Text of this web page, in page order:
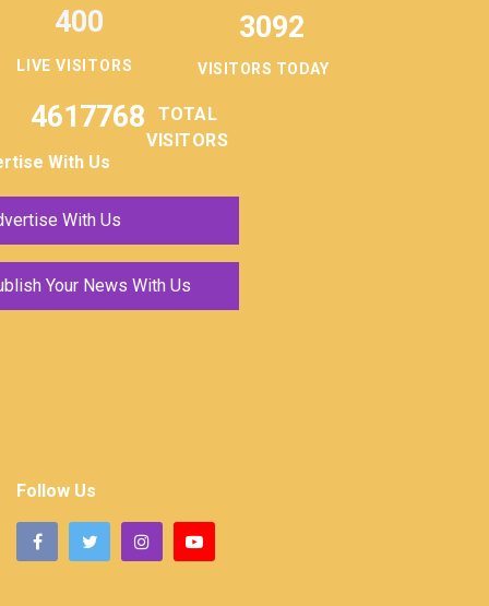
LIVE VISITORS
400 3092
VISITORS TODAY
4617768
TOTAL
VISITORS
With Us
With Us
Your News With Us
Follow Us